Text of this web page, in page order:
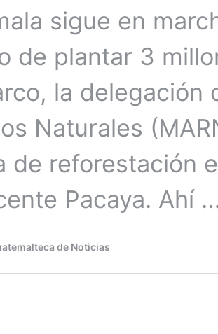
sigue en
de plantar 3
la
Naturales
de reforestación
Pacaya. Ahí
de Noticias